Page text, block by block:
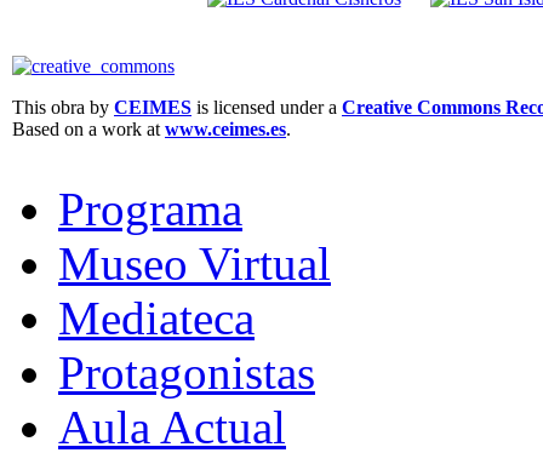
This obra by CEIMES is licensed under a Creative Commons
Based on a work at www.ceimes.es.
Programa
Museo Virtual
Mediateca
Protagonistas
Aula Actual